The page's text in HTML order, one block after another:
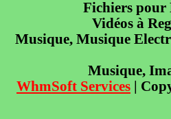
Fichiers pour
Vidéos à
Musique, Musique
Musique,
WhmSoft Services |